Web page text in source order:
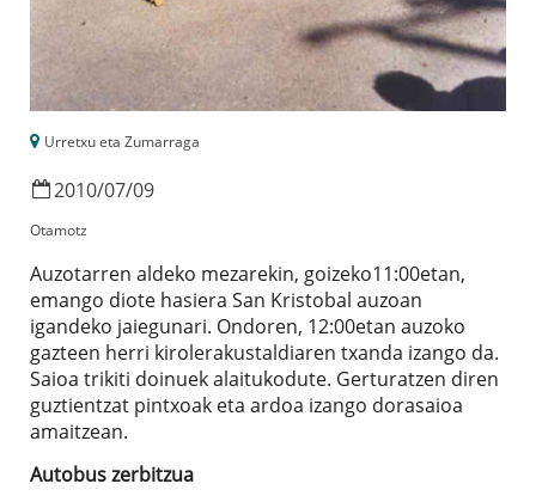
Urretxu eta Zumarraga
2010/07/09
Otamotz
Auzotarren aldeko mezarekin, goizeko11:00etan,
emango diote hasiera San Kristobal auzoan
igandeko jaiegunari. Ondoren, 12:00etan auzoko
gazteen herri kirolerakustaldiaren txanda izango da.
Saioa trikiti doinuek alaitukodute. Gerturatzen diren
guztientzat pintxoak eta ardoa izango dorasaioa
amaitzean.
Autobus zerbitzua